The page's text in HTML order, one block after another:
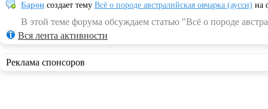
Барон создает тему Всё о породе австралийская овчарка (аусси) на
В этой теме форума обсуждаем статью "Всё о породе
Вся лента активности
Реклама спонсоров